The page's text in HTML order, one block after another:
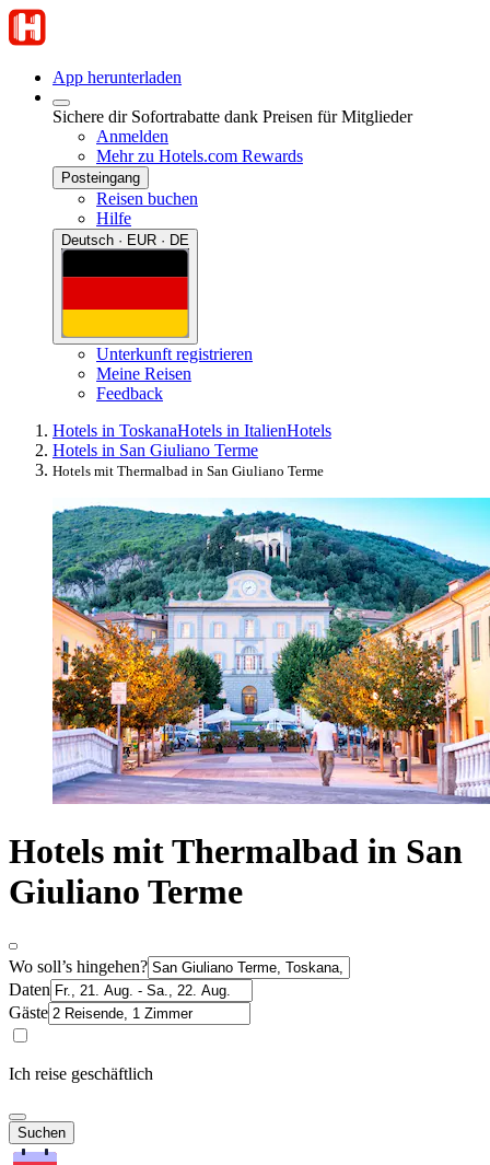
App herunterladen
Sichere dir Sofortrabatte dank Preisen für Mitglieder
Anmelden
Mehr zu Hotels.com Rewards
Posteingang
Reisen buchen
Hilfe
Deutsch · EUR · DE
Unterkunft registrieren
Meine Reisen
Feedback
Hotels in ToskanaHotels in ItalienHotels
Hotels in San Giuliano Terme
Hotels mit Thermalbad in San Giuliano Terme
Hotels mit Thermalbad in San
Giuliano Terme
Wo soll’s hingehen?
Daten
Gäste
Ich reise geschäftlich
Suchen